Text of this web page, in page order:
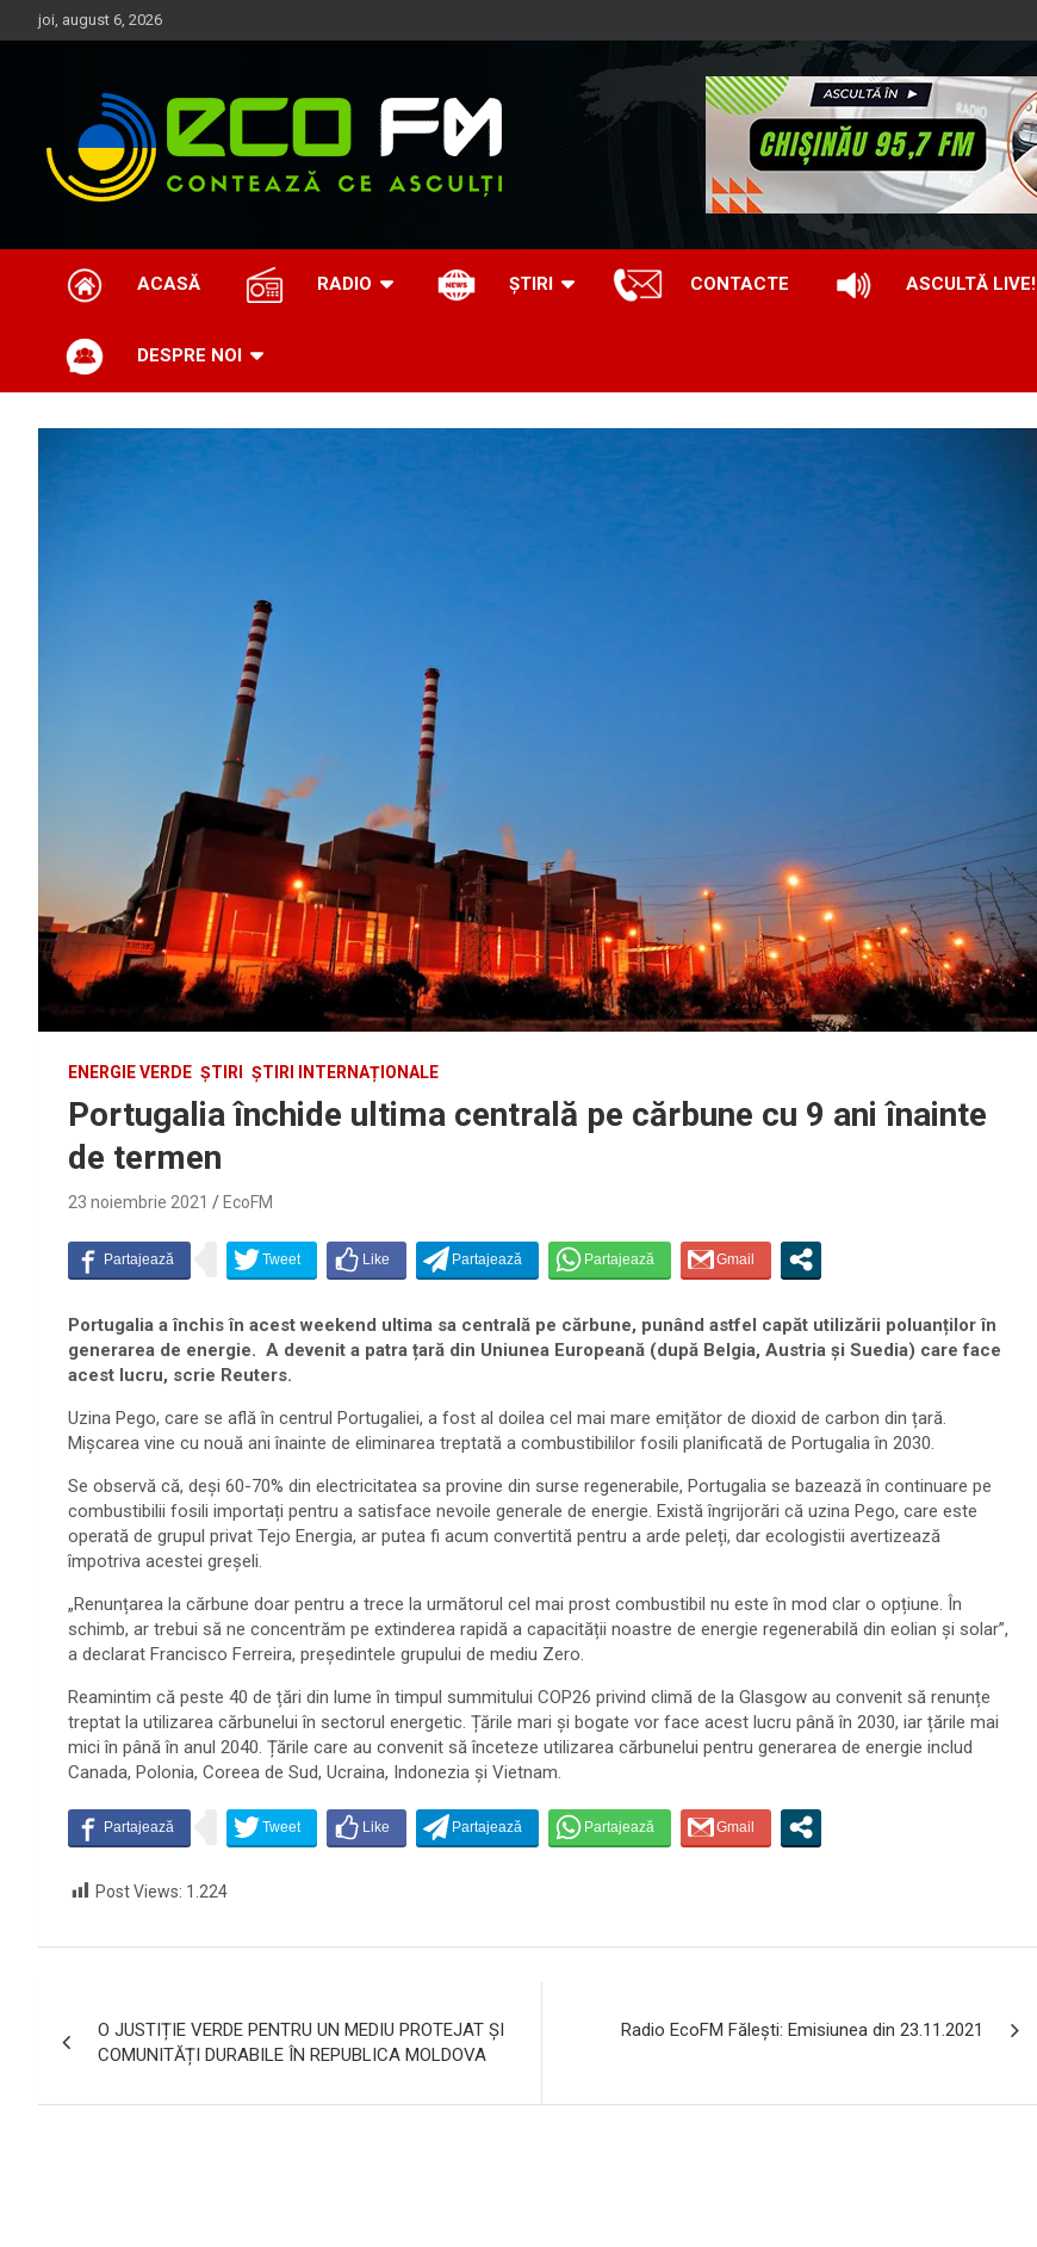
to
joi, august 6, 2026
EcoFM
ACASĂ RADIO ȘTIRI CONTACTE ASCULTĂ LIVE!
DESPRE NOI
ENERGIE VERDE ȘTIRI ȘTIRI INTERNAȚIONALE
Portugalia închide ultima centrală pe cărbune cu 9 ani înainte
de termen
23 noiembrie 2021 EcoFM
Portugalia a închis în acest weekend ultima sa centrală pe cărbune, punând astfel capăt utilizării poluanților în
generarea de energie. A devenit a patra țară din Uniunea Europeană (după Belgia, Austria și Suedia) care face
acest lucru, scrie Reuters.
Uzina Pego, care se află în centrul Portugaliei, a fost al doilea cel mai mare emițător de dioxid de carbon din țară.
Mișcarea vine cu nouă ani înainte de eliminarea treptată a combustibililor fosili planificată de Portugalia în 2030.
Se observă că, deși 60-70% din electricitatea sa provine din surse regenerabile, Portugalia se bazează în continuare pe
combustibilii fosili importați pentru a satisface nevoile generale de energie. Există îngrijorări că uzina Pego, care este
operată de grupul privat Tejo Energia, ar putea fi acum convertită pentru a arde peleți, dar ecologistii avertizează
împotriva acestei greșeli.
„Renunțarea la cărbune doar pentru a trece la următorul cel mai prost combustibil nu este în mod clar o opțiune. În
schimb, ar trebui să ne concentrăm pe extinderea rapidă a capacității noastre de energie regenerabilă din eolian și solar”,
a declarat Francisco Ferreira, președintele grupului de mediu Zero.
Reamintim că peste 40 de țări din lume în timpul summitului COP26 privind climă de la Glasgow au convenit să renunțe
treptat la utilizarea cărbunelui în sectorul energetic. Țările mari și bogate vor face acest lucru până în 2030, iar țările mai
mici în până în anul 2040. Țările care au convenit să înceteze utilizarea cărbunelui pentru generarea de energie includ
Canada, Polonia, Coreea de Sud, Ucraina, Indonezia și Vietnam.
Post Views: 1.224
în
articole
O JUSTIȚIE VERDE PENTRU UN MEDIU PROTEJAT ȘI
COMUNITĂȚI DURABILE ÎN REPUBLICA MOLDOVA
Radio EcoFM Făleşti: Emisiunea din 23.11.2021